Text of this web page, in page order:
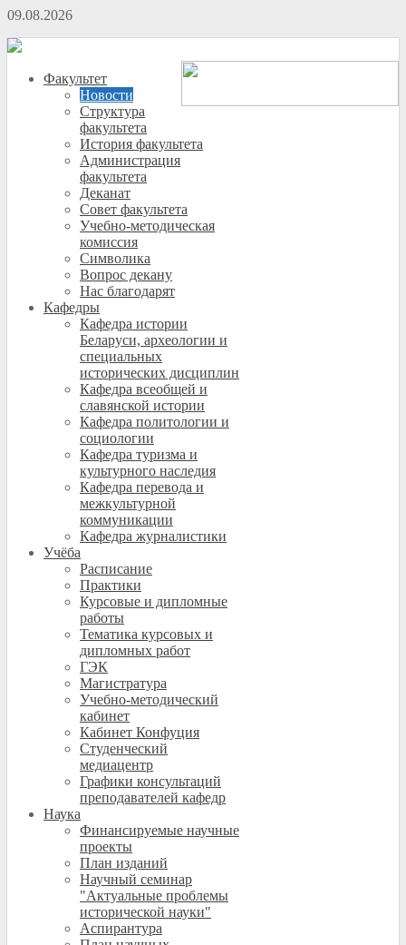
09.08.2026
Факультет
Новости
Структура
факультета
История факультета
Администрация
факультета
Деканат
Совет факультета
Учебно-методическая
комиссия
Символика
Вопрос декану
Нас благодарят
Кафедры
Кафедра истории
Беларуси, археологии и
специальных
исторических дисциплин
Кафедра всеобщей и
славянской истории
Кафедра политологии и
социологии
Кафедра туризма и
культурного наследия
Кафедра перевода и
межкультурной
коммуникации
Кафедра журналистики
Учёба
Расписание
Практики
Курсовые и дипломные
работы
Тематика курсовых и
дипломных работ
ГЭК
Магистратура
Учебно-методический
кабинет
Кабинет Конфуция
Студенческий
медиацентр
Графики консультаций
преподавателей кафедр
Наука
Финансируемые научные
проекты
План изданий
Научный семинар
"Актуальные проблемы
исторической науки"
Аспирантура